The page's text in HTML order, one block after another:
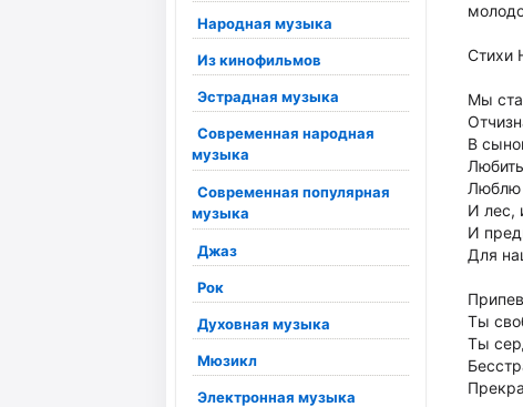
Народная музыка
Из кинофильмов
Эстрадная музыка
Современная народная
музыка
Современная популярная
музыка
Джаз
Рок
Духовная музыка
Мюзикл
Электронная музыка
Стихи
Мы
В
Люблю
И лес,
И
Для
Ты
Ты